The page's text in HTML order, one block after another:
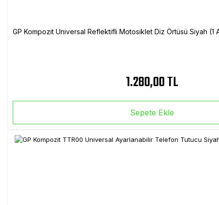
GP Kompozit Universal Reflektifli Motosiklet Diz Örtüsü Siyah
1.280,00 TL
Sepete Ekle